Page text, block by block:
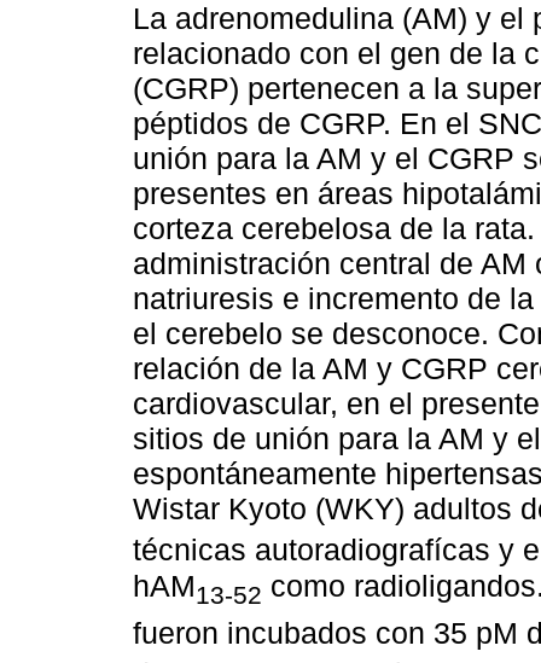
La adrenomedulina (AM) y el
relacionado con el gen de la
(CGRP) pertenecen a la
péptidos de CGRP. En el
unión para la AM y el CGRP
presentes en áreas
corteza cerebelosa de la
administración central de
natriuresis e incremento de
el cerebelo se desconoce.
relación de la AM y CGRP
cardiovascular, en el
sitios de unión para la AM y
espontáneamente
Wistar Kyoto (WKY) adultos
técnicas autoradiografícas y
hAM13-52 como
fueron incubados con 35 pM